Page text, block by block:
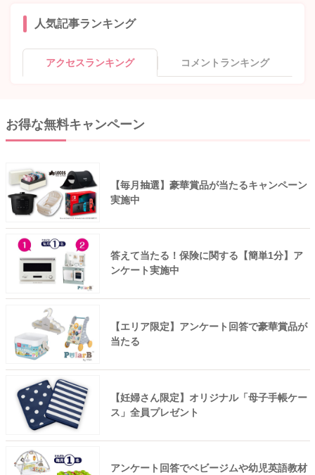
人気記事ランキング
アクセスランキング コメントランキング
お得な無料キャンペーン
【毎月抽選】豪華賞品が当たるキャンペーン
実施中
答えて当たる！保険に関する【簡単1分】ア
ンケート実施中
【エリア限定】アンケート回答で豪華賞品が
当たる
【妊婦さん限定】オリジナル「母子手帳ケー
ス」全員プレゼント
アンケート回答でベビージムや幼児英語教材